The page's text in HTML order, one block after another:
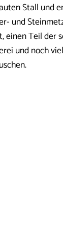
Stall und
und
einen Teil der
und noch